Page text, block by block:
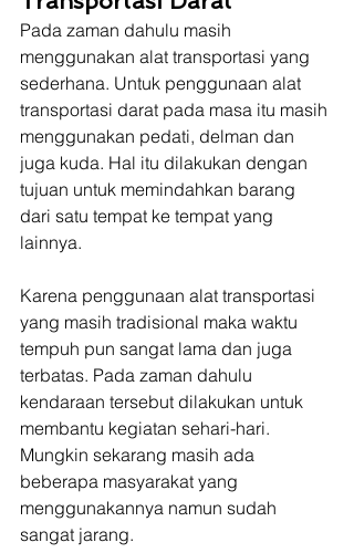
Pada zaman dahulu masih
menggunakan alat transportasi yang
sederhana. Untuk penggunaan alat
transportasi darat pada masa itu masih
menggunakan pedati, delman dan
juga kuda. Hal itu dilakukan dengan
tujuan untuk memindahkan barang
dari satu tempat ke tempat yang
lainnya.
Karena penggunaan alat transportasi
yang masih tradisional maka waktu
tempuh pun sangat lama dan juga
terbatas. Pada zaman dahulu
kendaraan tersebut dilakukan untuk
membantu kegiatan sehari-hari.
Mungkin sekarang masih ada
beberapa masyarakat yang
menggunakannya namun sudah
sangat jarang.